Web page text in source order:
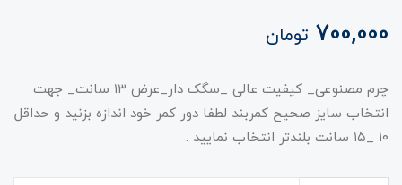
700,000 تومان
چرم مصنوعی_ کیفیت عالی _سگک دار_عرض ۱۳ سانت_ جهت
انتخاب سایز صحیح کمربند لطفا دور کمر خود اندازه بزنید و حداقل
۱۰ _۱۵ سانت بلندتر انتخاب نمایید .